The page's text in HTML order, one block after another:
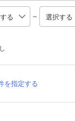
～
を指定する